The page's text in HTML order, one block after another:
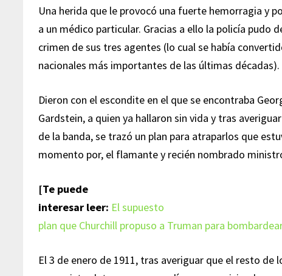
Una herida que le provocó una fuerte hemorragia y
a un médico particular. Gracias a ello la policía pudo
crimen de sus tres agentes (lo cual se había
nacionales más importantes de las últimas décadas).
Dieron con el escondite en el que se encontraba
Gardstein, a quien ya hallaron sin vida y tras
de la banda, se trazó un plan para atraparlos que
momento por, el flamante y recién nombrado
[Te puede
interesar leer: El supuesto
plan que Churchill propuso a Truman para
El 3 de enero de 1911, tras averiguar que el resto de